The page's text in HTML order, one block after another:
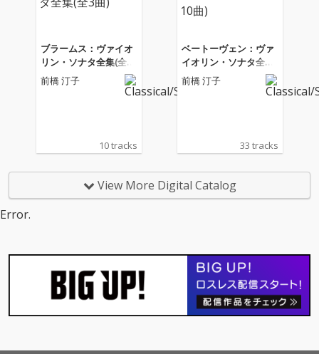
ブラームス：ヴァイオ
リン・ソナタ全集(全3
曲)
前橋 汀子
10 tracks
ベートーヴェン：ヴァ
イオリン・ソナタ全集
(全10曲)
前橋 汀子
33 tracks
View More Digital Catalog
Error.